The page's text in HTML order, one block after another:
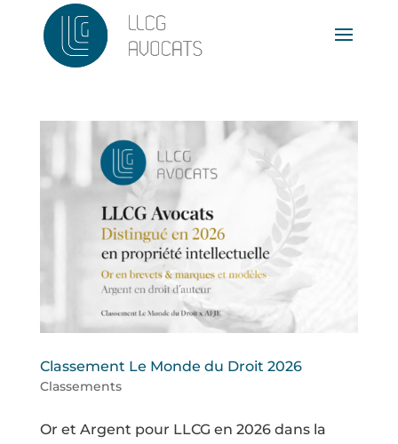
Classement Le Monde du Droit 2026
Classements
Or et Argent pour LLCG en 2026 dans la